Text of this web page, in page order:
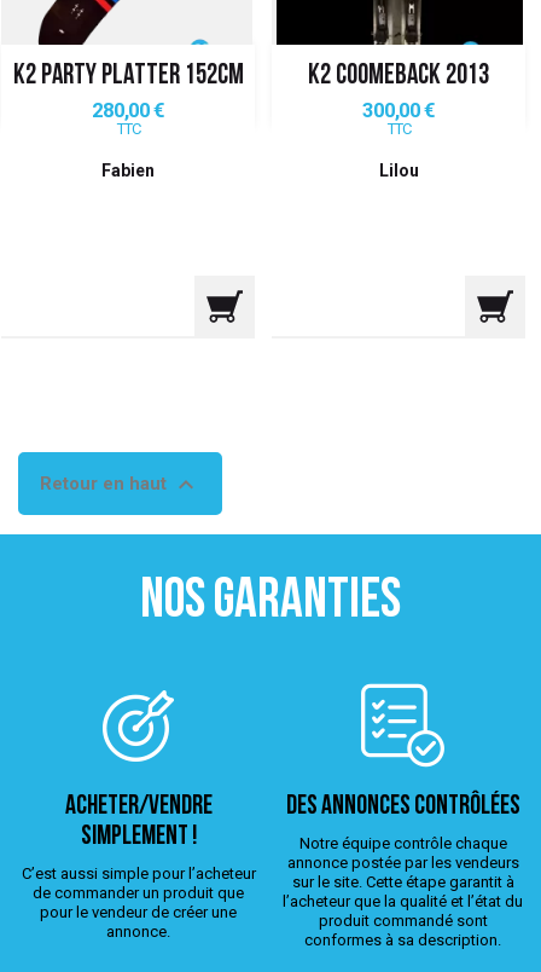
K2 PARTY PLATTER 152CM
Prix
280,00 €
TTC
Fabien
K2 COOMEBACK 2013
Prix
300,00 €
TTC
Lilou
Retour en haut 
NOS GARANTIES
ACHETER/VENDRE
simplement !
C’est aussi simple pour l’acheteur
de commander un produit que
pour le vendeur de créer une
annonce.
Des annonces contrôlées
Notre équipe contrôle chaque
annonce postée par les vendeurs
sur le site. Cette étape garantit à
l’acheteur que la qualité et l’état du
produit commandé sont
conformes à sa description.